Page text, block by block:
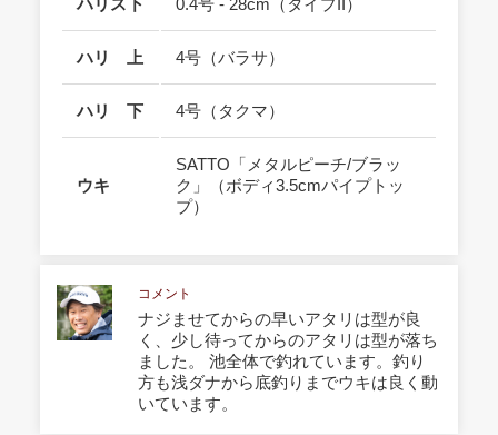
ハリス下 0.4号 - 28cm（タイプII）
ハリ 上 4号（バラサ）
ハリ 下 4号（タクマ）
ウキ
SATTO「メタルピーチ/ブラッ
ク」（ボディ3.5cmパイプトッ
プ）
コメント
ナジませてからの早いアタリは型が良
く、少し待ってからのアタリは型が落ち
ました。 池全体で釣れています。釣り
方も浅ダナから底釣りまでウキは良く動
いています。